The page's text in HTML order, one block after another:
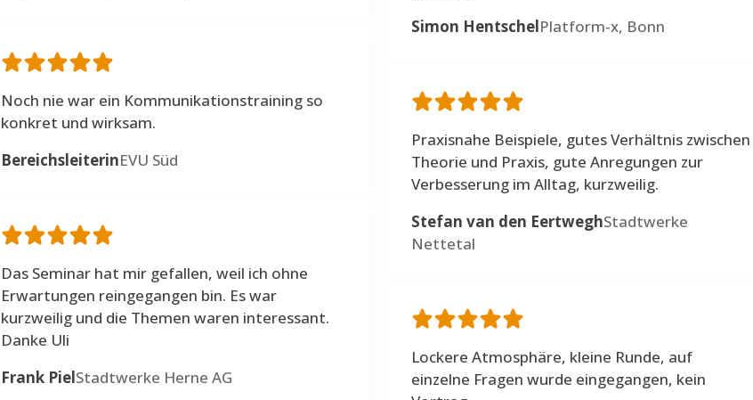
Noch nie war ein Kommunikations­training so
konkret und wirksam.
BereichsleiterinEVU Süd
Das Seminar hat mir gefallen, weil ich ohne
Erwartungen reingegangen bin. Es war
kurzweilig und die Themen waren interessant.
Danke Uli
Frank PielStadtwerke Herne AG
Simon HentschelPlatform-x, Bonn
Praxisnahe Beispiele, gutes Verhältnis zwischen
Theorie und Praxis, gute Anregungen zur
Verbesserung im Alltag, kurzweilig.
Stefan van den EertweghStadtwerke
Nettetal
Lockere Atmosphäre, kleine Runde, auf
einzelne Fragen wurde eingegangen, kein